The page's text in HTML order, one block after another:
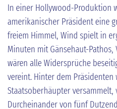
In einer Hollywood-Produktion
amerikanischer Präsident eine
freiem Himmel, Wind spielt in
Minuten mit Gänsehaut-
wären alle Widersprüche
vereint. Hinter dem Präsidenten
Staatsoberhäupter
Durcheinander von fünf